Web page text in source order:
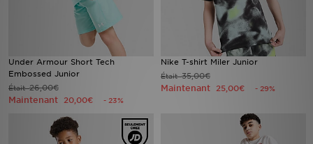
Under Armour Short Tech
Embossed Junior
Était26,00€
Maintenant 20,00€ - 23%
Nike T-shirt Miler Junior
Était35,00€
Maintenant 25,00€ - 29%